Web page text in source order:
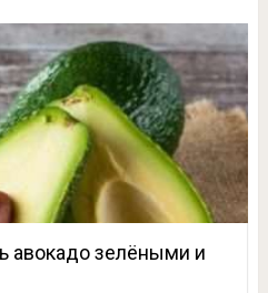
авокадо зелёными и